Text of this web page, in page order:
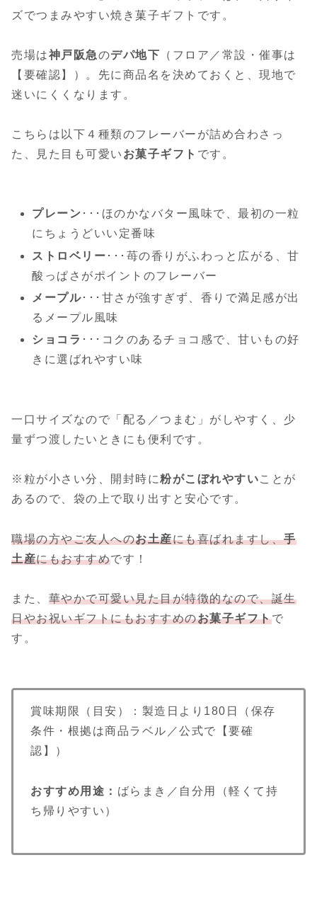
ズでつまみやすい焼き菓子ギフトです。
売場は神戸阪急のデパ地下 （フロア／常設・催事は
【要確認】）。先に商品名を決めておくと、現地で
迷いにくくなります。
こちらは以下４種類のフレーバーが詰め合わさっ
た、見た目も可愛い お菓子ギフト です。
プレーン ･･･ほのかなバター風味で、最初の一粒
にちょうどいい定番味
ストロベリー ･･･苺の香りがふわっと広がる、甘
酸っぱさがポイントのフレーバー
メープル･･･甘さが強すぎず、香りで満足感が出
るメープル風味
ショコラ ･･･コクのあるチョコ感で、甘いもの好
きに選ばれやすい味
一口サイズなので「配る／つまむ」がしやすく、少
量ずつ渡したいときにも便利です。
※粒が小さい分、開封時に粉がこぼれやすいことが
あるので、袋の上で取り出すと安心です。
職場の方やご友人へのお土産にも喜ばれますし、手
土産にもおすすめです！
また、 華やかで可愛い見た目が特徴的なので、誕生
日やお祝いギフトにもおすすめのお菓子ギフトで
す。
賞味期限（目安）：製造日より180日（保存
条件・根拠は商品ラベル／公式で【要確
認】）
おすすめ用途： ばらまき／自分用（軽くて持
ち帰りやすい）